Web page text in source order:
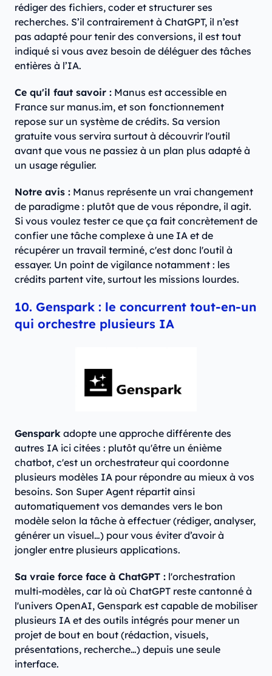
rédiger des fichiers, coder et structurer ses
recherches. S’il contrairement à ChatGPT, il n’est
pas adapté pour tenir des conversions, il est tout
indiqué si vous avez besoin de déléguer des tâches
entières à l’IA.
Ce qu'il faut savoir : Manus est accessible en
France sur manus.im, et son fonctionnement
repose sur un système de crédits. Sa version
gratuite vous servira surtout à découvrir l'outil
avant que vous ne passiez à un plan plus adapté à
un usage régulier.
Notre avis : Manus représente un vrai changement
de paradigme : plutôt que de vous répondre, il agit.
Si vous voulez tester ce que ça fait concrètement de
confier une tâche complexe à une IA et de
récupérer un travail terminé, c'est donc l'outil à
essayer. Un point de vigilance notamment : les
crédits partent vite, surtout les missions lourdes.
10. Genspark : le concurrent tout-en-un
qui orchestre plusieurs IA
Genspark adopte une approche différente des
autres IA ici citées : plutôt qu'être un énième
chatbot, c'est un orchestrateur qui coordonne
plusieurs modèles IA pour répondre au mieux à vos
besoins. Son Super Agent répartit ainsi
automatiquement vos demandes vers le bon
modèle selon la tâche à effectuer (rédiger, analyser,
générer un visuel…) pour vous éviter d’avoir à
jongler entre plusieurs applications.
Sa vraie force face à ChatGPT : l'orchestration
multi-modèles, car là où ChatGPT reste cantonné à
l'univers OpenAI, Genspark est capable de mobiliser
plusieurs IA et des outils intégrés pour mener un
projet de bout en bout (rédaction, visuels,
présentations, recherche…) depuis une seule
interface.